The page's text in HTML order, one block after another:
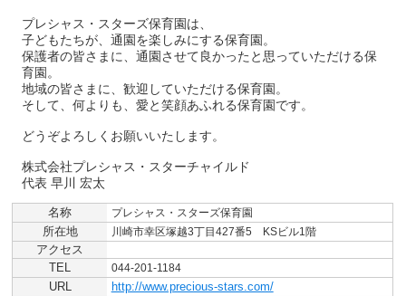
プレシャス・スターズ保育園は、
子どもたちが、通園を楽しみにする保育園。
保護者の皆さまに、通園させて良かったと思っていただける保
育園。
地域の皆さまに、歓迎していただける保育園。
そして、何よりも、愛と笑顔あふれる保育園です。
どうぞよろしくお願いいたします。
株式会社プレシャス・スターチャイルド
代表 早川 宏太
名称 プレシャス・スターズ保育園
所在地 川崎市幸区塚越3丁目427番5 KSビル1階
アクセス
TEL
044-201-1184
URL
http://www.precious-stars.com/